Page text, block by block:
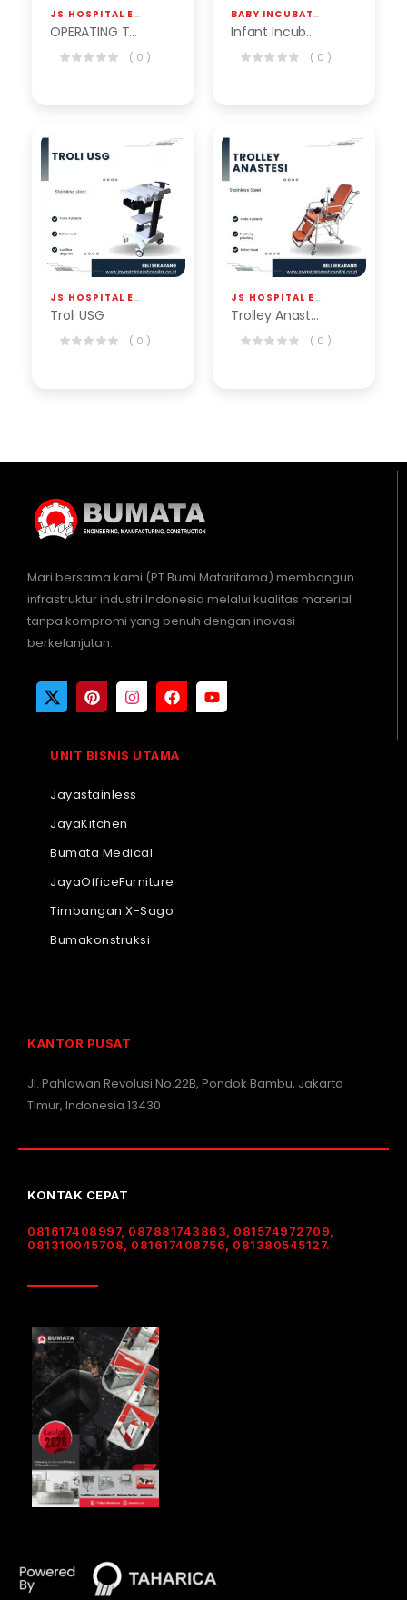
JS HOSPITAL EQP OPERATING TABLE
OPERATING TABLE ELEKTRIK BOT-209-1AC
( 0 )
BABY INCUBATOR
Infant Incubator BICB-103-WGS
( 0 )
JS HOSPITAL EQP
Troli USG
( 0 )
JS HOSPITAL EQP
Trolley Anastesi
( 0 )
Mari bersama kami (PT Bumi Mataritama) membangun
infrastruktur industri Indonesia melalui kualitas material
tanpa kompromi yang penuh dengan inovasi
berkelanjutan.
UNIT BISNIS UTAMA
Jayastainless
JayaKitchen
Bumata Medical
JayaOfficeFurniture
Timbangan X-Sago
Bumakonstruksi
KANTOR PUSAT
Jl. Pahlawan Revolusi No.22B, Pondok Bambu, Jakarta
Timur, Indonesia 13430
KONTAK CEPAT
081617408997, 087881743863, 081574972709,
081310045708, 081617408756, 081380545127.